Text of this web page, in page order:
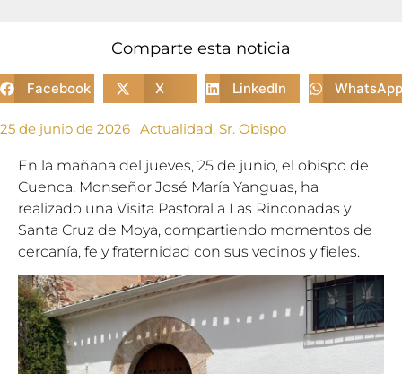
Comparte esta noticia
Facebook X LinkedIn WhatsApp
25 de junio de 2026 Actualidad, Sr. Obispo
En la mañana del jueves, 25 de junio, el obispo de
Cuenca, Monseñor José María Yanguas, ha
realizado una Visita Pastoral a Las Rinconadas y
Santa Cruz de Moya, compartiendo momentos de
cercanía, fe y fraternidad con sus vecinos y fieles.